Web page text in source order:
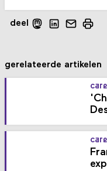
deel
gerelateerde artikelen